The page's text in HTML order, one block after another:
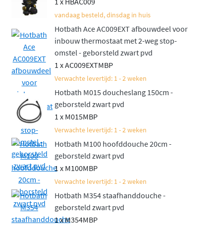
Bovendien is het een aantrekkelijk geprijsd alternatief
voor de luxueuze Cobber serie. Deze set biedt niet alleen
gebruiksgemak, maar ook een luxe uitstraling die
perfect in elke moderne badkamer past. Een complete
doucheset die jouw dagelijkse routine een stukje
aangenamer maakt!
Naast deze inbouwset met thermostaat is de set ook
verkrijgbaar in een variant met mengkraan. Bekijk
daarvoor de
Hotbath ACE inbouw doucheset met
mengkraan
vandaag besteld, dinsdag in huis
Hotbath Ace AC009EXT afbouwdeel voor
inbouw thermostaat met 2-weg stop-
omstel - geborsteld zwart pvd
1 x AC009EXTMBP
Verwachte levertijd: 1 - 2 weken
Hotbath M015 doucheslang 150cm -
geborsteld zwart pvd
1 x M015MBP
Verwachte levertijd: 1 - 2 weken
Hotbath M100 hoofddouche 20cm -
geborsteld zwart pvd
1 x M100MBP
Verwachte levertijd: 1 - 2 weken
Hotbath M354 staafhanddouche -
geborsteld zwart pvd
1 x M354MBP